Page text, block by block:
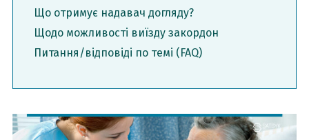
Що отримує надавач догляду?
Щодо можливості виїзду закордон
Питання/відповіді по темі (FAQ)